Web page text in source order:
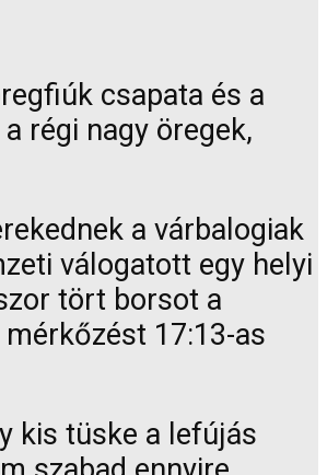
csapata és a
régi nagy öregek,
a várbalogiak
válogatott egy helyi
tört borsot a
17:13-as
kis tüske a lefújás